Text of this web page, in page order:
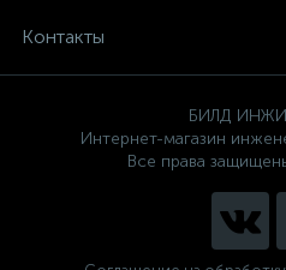
Контакты
БИЛД
Интернет-магазин
Все права